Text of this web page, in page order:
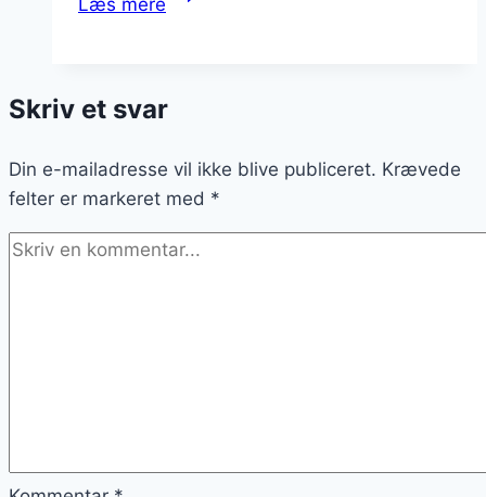
Læs mere
en
favorit
Skriv et svar
Din e-mailadresse vil ikke blive publiceret. Krævede
felter er markeret med *